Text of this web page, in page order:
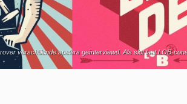
verschillende spelers geïnterviewd. Als slot laat LOB-